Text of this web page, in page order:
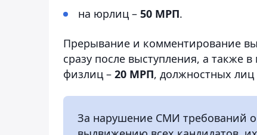
на юрлиц – 50 МРП.
Прерывание и комментирование
сразу после выступления, а также
физлиц – 20 МРП, должностных лиц
За нарушение СМИ требований